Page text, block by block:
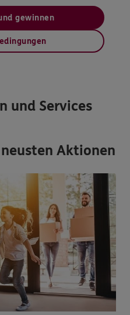
gewinnen
und Services
Aktionen